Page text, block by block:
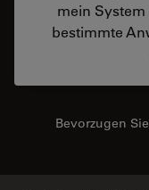
mein
bestimmte
Bevorzugen